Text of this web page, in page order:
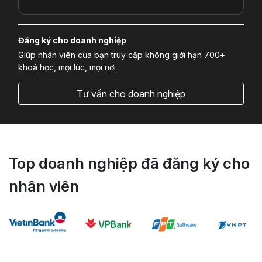
Đăng ký cho doanh nghiệp
Giúp nhân viên của bạn truy cập không giới hạn 700+
khoá học, mọi lúc, mọi nơi
Tư vấn cho doanh nghiệp
Top doanh nghiệp đã đăng ký cho
nhân viên